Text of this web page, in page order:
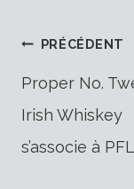
de
PRÉCÉDENT
Proper No.
Irish Whiskey
s’associe à PFL